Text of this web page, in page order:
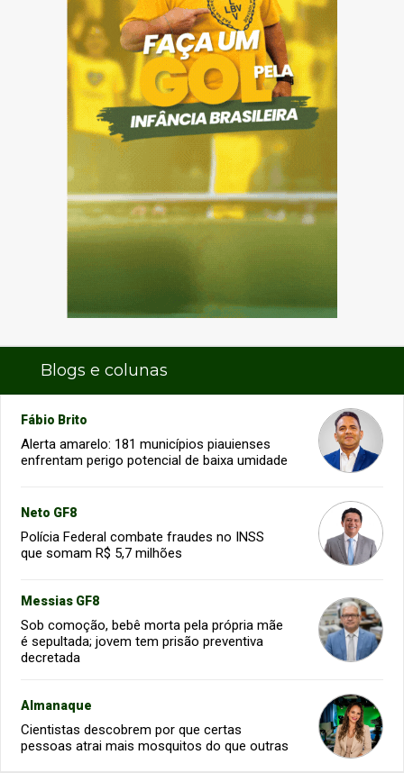
Blogs e colunas
Fábio Brito
Alerta amarelo: 181 municípios piauienses
enfrentam perigo potencial de baixa umidade
Neto GF8
Polícia Federal combate fraudes no INSS
que somam R$ 5,7 milhões
Messias GF8
Sob comoção, bebê morta pela própria mãe
é sepultada; jovem tem prisão preventiva
decretada
Almanaque
Cientistas descobrem por que certas
pessoas atrai mais mosquitos do que outras